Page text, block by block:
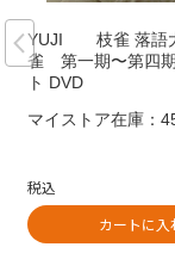
YUJI 枝雀 落語
雀 第一期〜第四
ト DVD
マイストア在庫：
税込
カートに入